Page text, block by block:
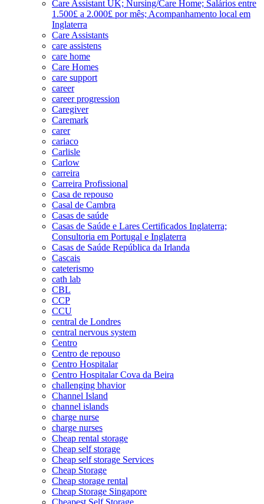
Care Assistant UK; Nursing/Care Home; Salários entre
1.500£ a 2.000£ por mês; Acompanhamento local em
Inglaterra
Care Assistants
care assistens
care home
Care Homes
care support
career
career progression
Caregiver
Caremark
carer
cariaco
Carlisle
Carlow
carreira
Carreira Profissional
Casa de repouso
Casal de Cambra
Casas de saúde
Casas de Saúde e Lares Certificados Inglaterra;
Consultoria em Portugal e Inglaterra
Casas de Saúde República da Irlanda
Cascais
cateterismo
cath lab
CBL
CCP
CCU
central de Londres
central nervous system
Centro
Centro de repouso
Centro Hospitalar
Centro Hospitalar Cova da Beira
challenging bhavior
Channel Island
channel islands
charge nurse
charge nurses
Cheap rental storage
Cheap self storage
Cheap self storage Services
Cheap Storage
Cheap storage rental
Cheap Storage Singapore
Cheapest Self Storage